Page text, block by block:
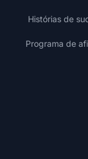
Histórias de
Programa de